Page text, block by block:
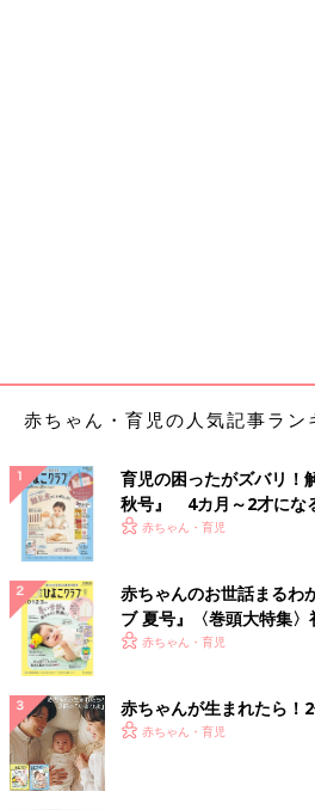
赤ちゃん・育児の人気記事ラン
育児の困ったがズバリ！
秋号』 4カ月～2才にな
いっぱい！
赤ちゃん・育児
赤ちゃんのお世話まるわ
ブ 夏号』〈巻頭大特集
く！ おっぱい・ミルクの
赤ちゃん・育児
赤ちゃんが生まれたら！
赤ちゃん・育児